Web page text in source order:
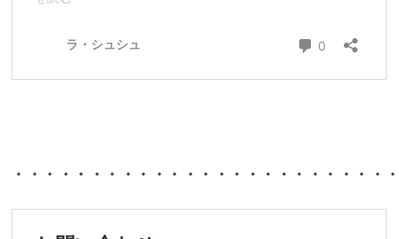
・・・・・・・・・・・・・・・・・・・・・・・・